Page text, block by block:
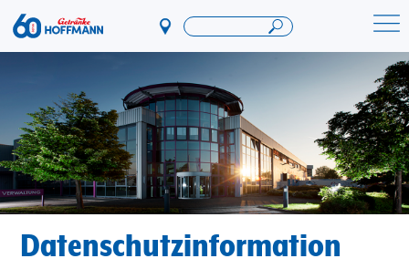
Direkt
zum
Inhalt
Startseite Getränke Hoffmann
Datenschutzinformation